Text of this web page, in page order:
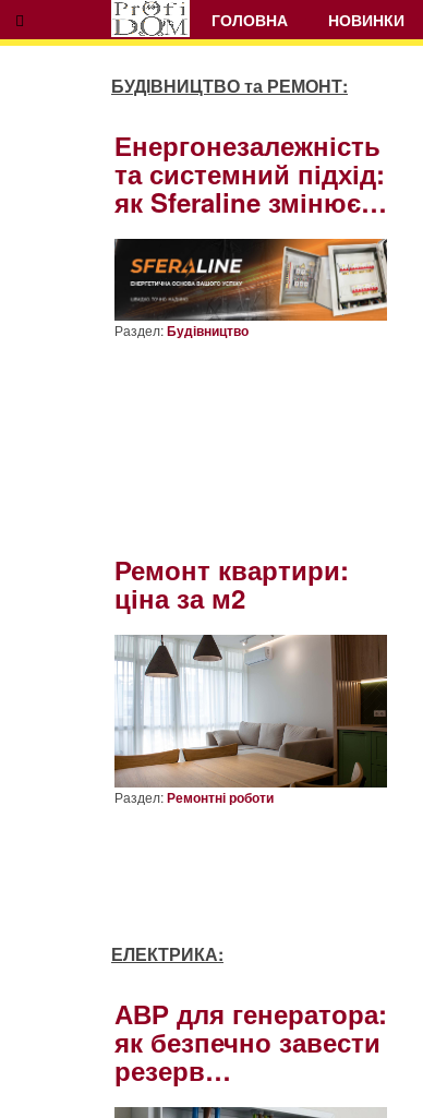
ГОЛОВНА НОВИНКИ
БУДІВНИЦТВО та РЕМОНТ:
Енергонезалежність
та системний підхід:
як Sferaline змінює…
Раздел:Будівництво
Ремонт квартири:
ціна за м2
Раздел:Ремонтні роботи
ЕЛЕКТРИКА:
АВР для генератора:
як безпечно завести
резерв…